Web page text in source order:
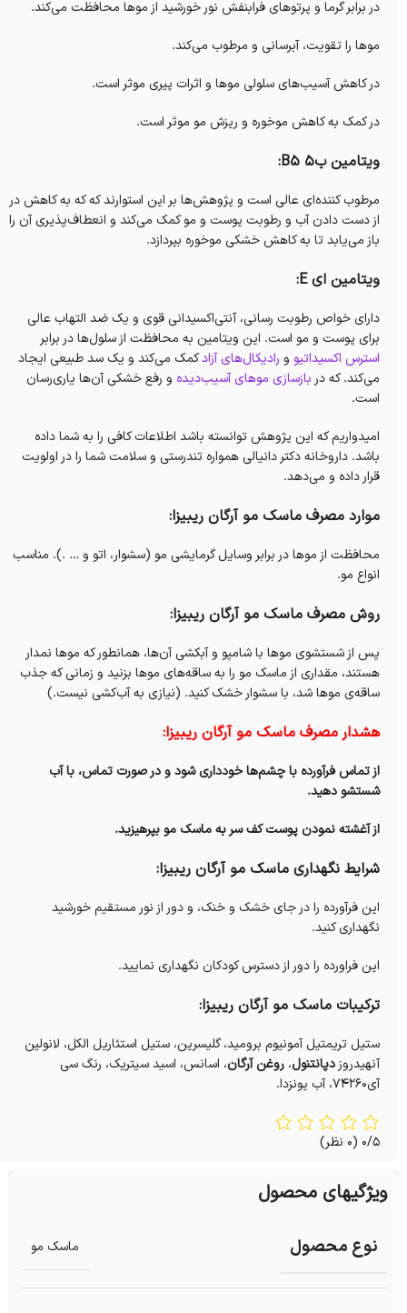
در برابر گرما و پرتوهای فرابنفش نور خورشید از موها محافظت می‌کند.
موها را تقویت، آبرسانی و مرطوب می‌کند.
در کاهش آسیب‌های سلولی موها و اثرات پیری موثر است.
در کمک به کاهش موخوره و ریزش مو موثر است.
ویتامین ب۵ B5:
مرطوب کننده‌ای عالی است و پژوهش‌ها بر این استوارند که که به کاهش در
از دست دادن آب و رطوبت پوست و مو کمک می‌کند و انعطاف‌پذیری آن‌ را
باز می‌یابد تا به کاهش خشکی موخوره بپردازد.
ویتامین ای E:
دارای خواص رطوبت رسانی، آنتی‌اکسیدانی قوی و یک ضد التهاب عالی
برای پوست و مو است. این ویتامین به محافظت از سلول‌ها در برابر
استرس اکسیداتیو و رادیکال‌های آزادکمک می‌کند و یک سد طبیعی ایجاد
می‌کند. که در بازسازی موهای آسیب‌دیده و رفع خشکی آن‌ها یاری‌رسان
است.
امیدواریم که این پژوهش توانسته باشد اطلاعات کافی را به شما داده
باشد. داروخانه دکتر دانیالی همواره تندرستی و سلامت شما را در اولویت
قرار داده و می‌دهد.
موارد مصرف ماسک مو آرگان ریبیزا:
محافظت از موها در برابر وسایل گرمایشی مو (سشوار، اتو و … .). مناسب
انواع مو.
روش مصرف ماسک مو آرگان ریبیزا:
پس از شستشوی موها با شامپو و آبکشی آن‌ها، همانطور که موها نمدار
هستند، مقداری از ماسک مو را به ساقه‌های موها بزنید و زمانی که جذب
ساقه‌ی موها شد، با سشوار خشک کنید. (نیازی به آب‌کشی نیست.)
هشدار مصرف ماسک مو آرگان ریبیزا:
از تماس فرآورده با چشم‌ها خودداری شود و در صورت تماس، با آب
شستشو دهید.
از آغشته نمودن پوست کف سر به ماسک مو بپرهیزید.
شرایط نگهداری ماسک مو آرگان ریبیزا:
این فرآورده را در جای خشک و خنک، و دور از نور مستقیم خورشید
نگهداری کنید.
این فراورده را دور از دسترس کودکان نگهداری نمایید.
ترکیبات ماسک مو آرگان ریبیزا:
ستیل تریمتیل آمونیوم برومید، گلیسرین، ستیل استئاریل الکل، لانولین
آنهیدروزدپانتنول، روغن آرگان، اسانس، اسید سیتریک، رنگ سی
آی۷۴۲۶۰، آب یونزدا.
0/5 (0 نظر)
ویژگیهای محصول
نوع محصول ماسک مو